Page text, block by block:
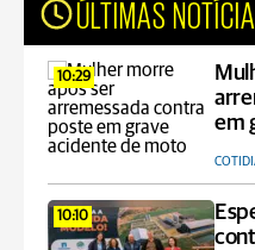
ÚLTIMAS
10:29
em
10:10